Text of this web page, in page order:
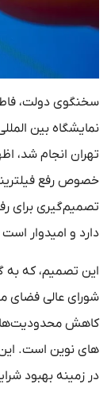
دولت، فاطمه
بین‌ المللی
انجام شد،
رفع فیلترینگ
برای رفع
و امیدوار است که
تصمیم، که به
عالی فضای
محدودیت‌ها و
نوین است. این
بهبود